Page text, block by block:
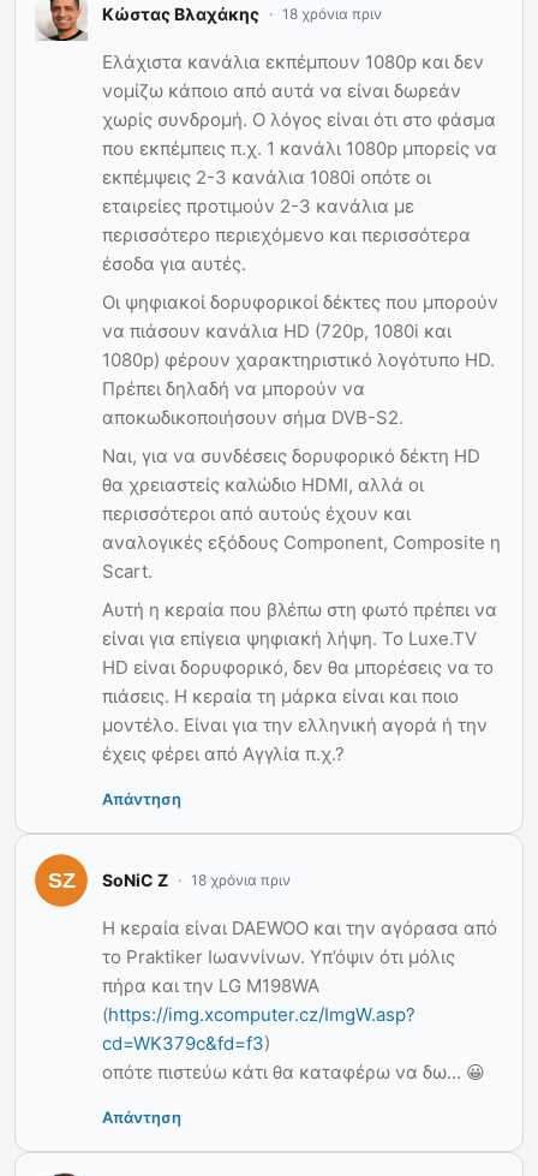
Κώστας Βλαχάκης 18 χρόνια πριν
Ελάχιστα κανάλια εκπέμπουν 1080p και δεν
νομίζω κάποιο από αυτά να είναι δωρεάν
χωρίς συνδρομή. Ο λόγος είναι ότι στο φάσμα
που εκπέμπεις π.χ. 1 κανάλι 1080p μπορείς να
εκπέμψεις 2-3 κανάλια 1080i οπότε οι
εταιρείες προτιμούν 2-3 κανάλια με
περισσότερο περιεχόμενο και περισσότερα
έσοδα για αυτές.
Οι ψηφιακοί δορυφορικοί δέκτες που μπορούν
να πιάσουν κανάλια HD (720p, 1080i και
1080p) φέρουν χαρακτηριστικό λογότυπο HD.
Πρέπει δηλαδή να μπορούν να
αποκωδικοποιήσουν σήμα DVB-S2.
Ναι, για να συνδέσεις δορυφορικό δέκτη HD
θα χρειαστείς καλώδιο HDMI, αλλά οι
περισσότεροι από αυτούς έχουν και
αναλογικές εξόδους Component, Composite η
Scart.
Αυτή η κεραία που βλέπω στη φωτό πρέπει να
είναι για επίγεια ψηφιακή λήψη. Το Luxe.TV
HD είναι δορυφορικό, δεν θα μπορέσεις να το
πιάσεις. Η κεραία τη μάρκα είναι και ποιο
μοντέλο. Είναι για την ελληνική αγορά ή την
έχεις φέρει από Αγγλία π.χ.?
Απάντηση
SoNiC Z 18 χρόνια πριν
Η κεραία είναι DAEWOO και την αγόρασα από
το Praktiker Ιωαννίνων. Υπ’όψιν ότι μόλις
πήρα και την LG M198WA
(https://img.xcomputer.cz/ImgW.asp?
cd=WK379c&fd=f3)
οπότε πιστεύω κάτι θα καταφέρω να δω… 😀
Απάντηση